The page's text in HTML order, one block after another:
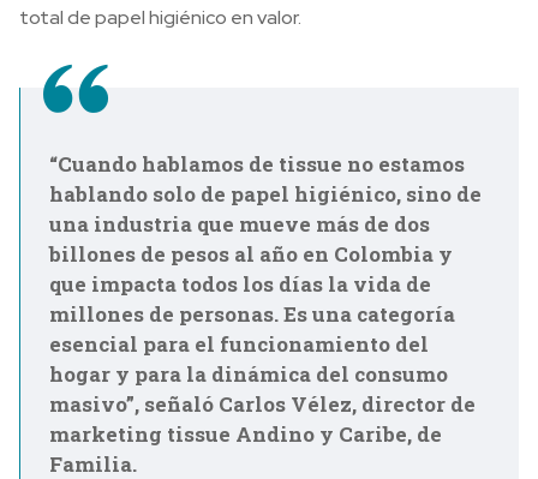
total de papel higiénico en valor.
“Cuando hablamos de tissue no estamos
hablando solo de papel higiénico, sino de
una industria que mueve más de dos
billones de pesos al año en Colombia y
que impacta todos los días la vida de
millones de personas. Es una categoría
esencial para el funcionamiento del
hogar y para la dinámica del consumo
masivo”, señaló Carlos Vélez, director de
marketing tissue Andino y Caribe, de
Familia.